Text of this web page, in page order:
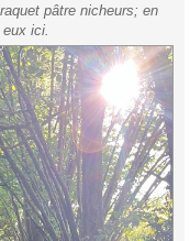
pâtre nicheurs; en
ici.